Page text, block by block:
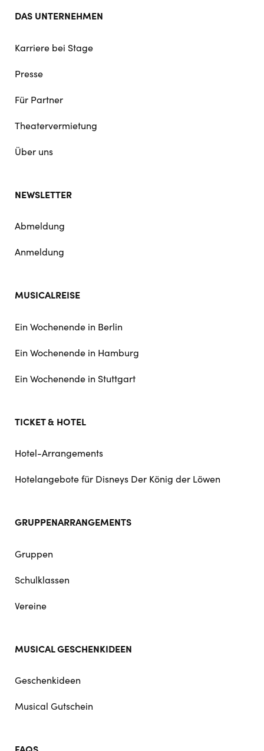
DAS UNTERNEHMEN
Karriere bei Stage
Presse
Für Partner
Theatervermietung
Über uns
NEWSLETTER
Abmeldung
Anmeldung
MUSICALREISE
Ein Wochenende in Berlin
Ein Wochenende in Hamburg
Ein Wochenende in Stuttgart
TICKET & HOTEL
Hotel-Arrangements
Hotelangebote für Disneys Der König der Löwen
GRUPPENARRANGEMENTS
Gruppen
Schulklassen
Vereine
MUSICAL GESCHENKIDEEN
Geschenkideen
Musical Gutschein